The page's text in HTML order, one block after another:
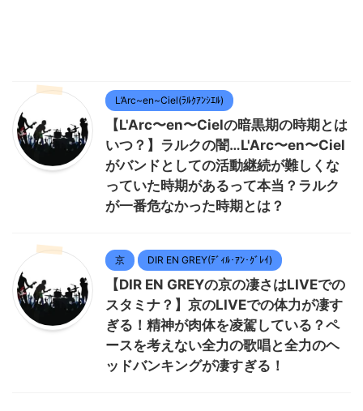
L’Arc~en~Ciel(ﾗﾙｸｱﾝｼｴﾙ)
【L'Arc〜en〜Cielの暗黒期の時期とは
いつ？】ラルクの闇…L'Arc〜en〜Ciel
がバンドとしての活動継続が難しくな
っていた時期があるって本当？ラルク
が一番危なかった時期とは？
京 DIR EN GREY(ﾃﾞｨﾙ･ｱﾝ･ｸﾞﾚｲ)
【DIR EN GREYの京の凄さはLIVEでの
スタミナ？】京のLIVEでの体力が凄す
ぎる！精神が肉体を凌駕している？ペ
ースを考えない全力の歌唱と全力のヘ
ッドバンキングが凄すぎる！